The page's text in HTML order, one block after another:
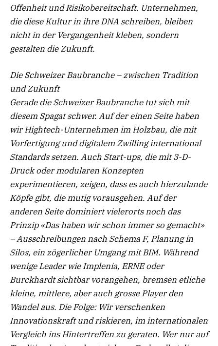
Offenheit und Risikobereitschaft. Unternehmen,
die diese Kultur in ihre DNA schreiben, bleiben
nicht in der Vergangenheit kleben, sondern
gestalten die Zukunft.
Die Schweizer Baubranche – zwischen Tradition
und Zukunft
Gerade die Schweizer Baubranche tut sich mit
diesem Spagat schwer. Auf der einen Seite haben
wir Hightech-Unternehmen im Holzbau, die mit
Vorfertigung und digitalem Zwilling international
Standards setzen. Auch Start-ups, die mit 3-D-
Druck oder modularen Konzepten
experimentieren, zeigen, dass es auch hierzulande
Köpfe gibt, die mutig vorausgehen. Auf der
anderen Seite dominiert vielerorts noch das
Prinzip «Das haben wir schon immer so gemacht»
– Ausschreibungen nach Schema F, Planung in
Silos, ein zögerlicher Umgang mit BIM. Während
wenige Leader wie Implenia, ERNE oder
Burckhardt sichtbar vorangehen, bremsen etliche
kleine, mittlere, aber auch grosse Player den
Wandel aus. Die Folge: Wir verschenken
Innovationskraft und riskieren, im internationalen
Vergleich ins Hintertreffen zu geraten. Wer nur auf